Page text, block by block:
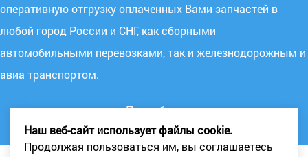
оперативную отгрузку оплаченных Вами запчастей в
любой город России и СНГ, как сборными
автомобильными перевозками, так и железнодорожным и
авиа транспортом.
Подробнее
Наш веб-сайт использует файлы cookie.
Продолжая пользоваться им, вы соглашаетесь